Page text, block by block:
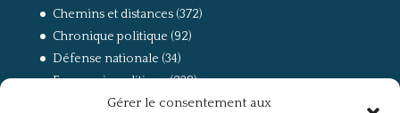
Gérer le consentement aux
Chemins et distances(372)
Chronique politique (92)
Défense nationale (34)
Economie politique(238)
(168)